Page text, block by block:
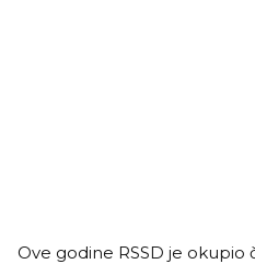
Ove godine RSSD je okupio